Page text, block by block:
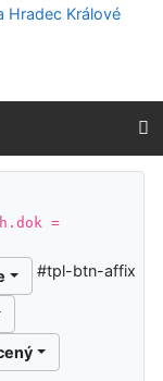
=
#tpl-btn-affix